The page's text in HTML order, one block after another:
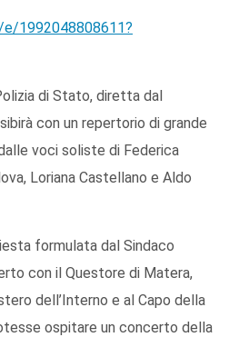
1992048808611?
di Stato, diretta dal
con un repertorio di grande
voci soliste di Federica
Loriana Castellano e Aldo
formulata dal Sindaco
con il Questore di Matera,
dell’Interno e al Capo della
ospitare un concerto della